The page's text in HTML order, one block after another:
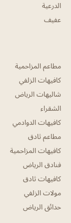
الدرعية
عفيف
مطاعم المزاحمية
كافيهات الزلفي
شاليهات الرياض
الشقراء
كافيهات الدوادمي
مطاعم ثادق
كافيهات المزاحمية
فنادق الرياض
كافيهات ثادق
مولات الزلفي
حدائق الرياض